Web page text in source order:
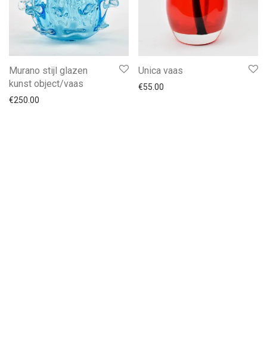
Murano stijl glazen
kunst object/vaas
€250.00
Unica vaas
€55.00